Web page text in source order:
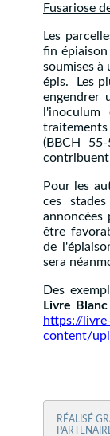
Fusariose
Les
fin
soumises à
épis. Les
engendrer
(BBCH
contribuent
Pour les
ces
annoncées
être
de
sera
Des
Livre
https://
content/
RÉALISÉ